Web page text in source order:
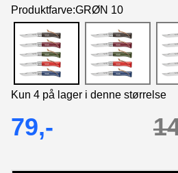
Produktfarve:GRØN 10
Kun 4 på lager i denne størrelse
79,-